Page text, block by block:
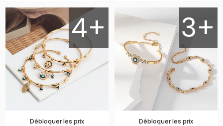
4+
Débloquer les prix
3+
Débloquer les prix